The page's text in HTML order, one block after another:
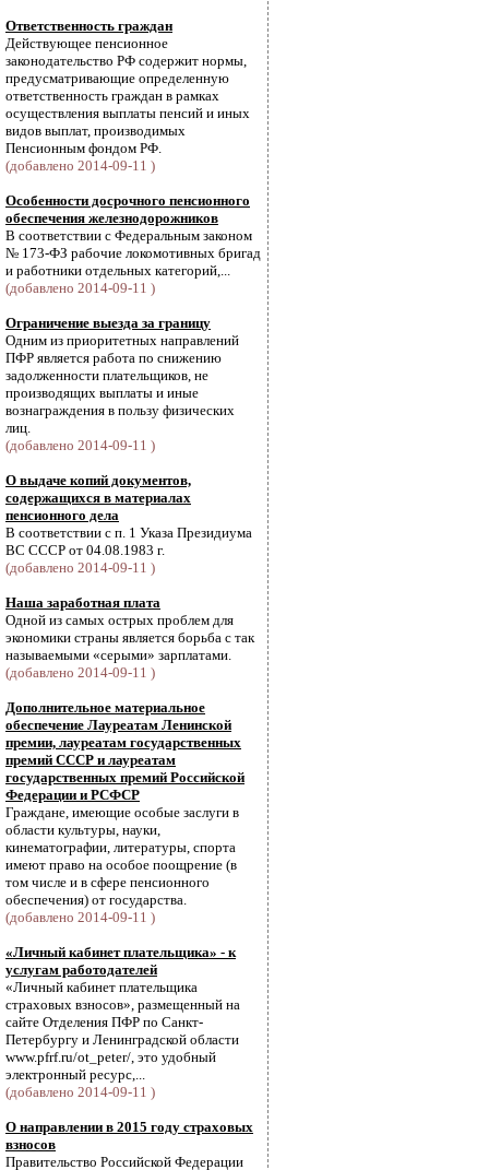
Ответственность граждан
Действующее пенсионное
законодательство РФ содержит нормы,
предусматривающие определенную
ответственность граждан в рамках
осуществления выплаты пенсий и иных
видов выплат, производимых
Пенсионным фондом РФ.
(добавлено 2014-09-11 )
Особенности досрочного пенсионного
обеспечения железнодорожников
В соответствии с Федеральным законом
№ 173-ФЗ рабочие локомотивных бригад
и работники отдельных категорий,...
(добавлено 2014-09-11 )
Ограничение выезда за границу
Одним из приоритетных направлений
ПФР является работа по снижению
задолженности плательщиков, не
производящих выплаты и иные
вознаграждения в пользу физических
лиц.
(добавлено 2014-09-11 )
О выдаче копий документов,
содержащихся в материалах
пенсионного дела
В соответствии с п. 1 Указа Президиума
ВС СССР от 04.08.1983 г.
(добавлено 2014-09-11 )
Наша заработная плата
Одной из самых острых проблем для
экономики страны является борьба с так
называемыми «серыми» зарплатами.
(добавлено 2014-09-11 )
Дополнительное материальное
обеспечение Лауреатам Ленинской
премии, лауреатам государственных
премий СССР и лауреатам
государственных премий Российской
Федерации и РСФСР
Граждане, имеющие особые заслуги в
области культуры, науки,
кинематографии, литературы, спорта
имеют право на особое поощрение (в
том числе и в сфере пенсионного
обеспечения) от государства.
(добавлено 2014-09-11 )
«Личный кабинет плательщика» - к
услугам работодателей
«Личный кабинет плательщика
страховых взносов», размещенный на
сайте Отделения ПФР по Санкт-
Петербургу и Ленинградской области
www.pfrf.ru/ot_peter/, это удобный
электронный ресурс,...
(добавлено 2014-09-11 )
О направлении в 2015 году страховых
взносов
Правительство Российской Федерации